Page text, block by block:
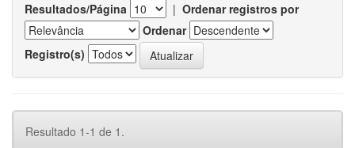
Resultados/Página | Ordenar registros por
Ordenar
Registro(s)
Resultado 1-1 de 1.